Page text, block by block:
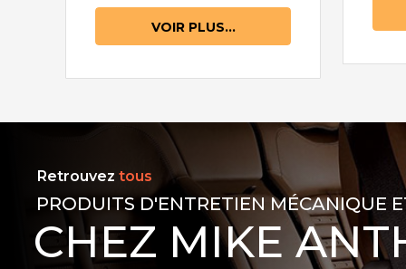
VOIR PLUS...
Retrouvez tous
PRODUITS D'ENTRETIEN MÉCANIQUE
CHEZ MIKE